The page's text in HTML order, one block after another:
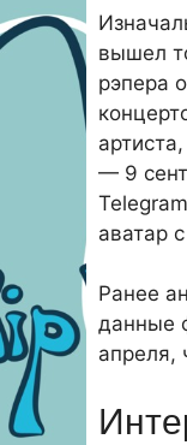
вышел
рэпера
— 9
аватар
Ранее
данные
апреля,